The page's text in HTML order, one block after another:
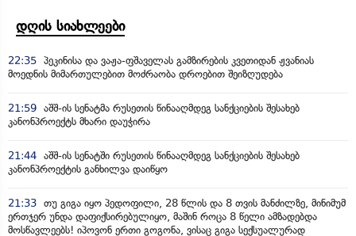
დღის სიახლეები
22:35 პეკინისა და ვაჟა-ფშაველას გამზირების კვეთიდან ჟვანიას
მოედნის მიმართულებით მოძრაობა დროებით შეიზღუდება
21:59 აშშ-ის სენატმა რუსეთის წინააღმდეგ სანქციების შესახებ
კანონპროექტს მხარი დაუჭირა
21:44 აშშ-ის სენატში რუსეთის წინააღმდეგ სანქციების შესახებ
კანონპროექტის განხილვა დაიწყო
21:33 თუ გიგა იყო პედოფილი, 28 წლის და 8 თვის მანძილზე, მინიმუმ
ერთჯერ უნდა დაფიქსირებულიყო, მაშინ როცა 8 წელი ამზადებდა
მოსწავლეებს! იპოვონ ერთი გოგონა, ვისაც გიგა სექსუალურად